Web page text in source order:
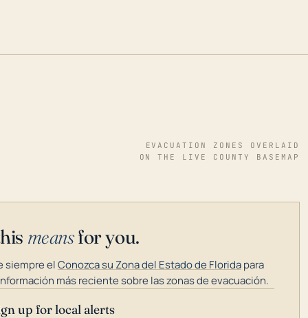
EVACUATION ZONES OVERLAID
ON THE LIVE COUNTY BASEMAP
meansfor you.
siempre elConozca su Zona del Estado de Floridapara
más reciente sobre las zonas de evacuación.
up for local alerts